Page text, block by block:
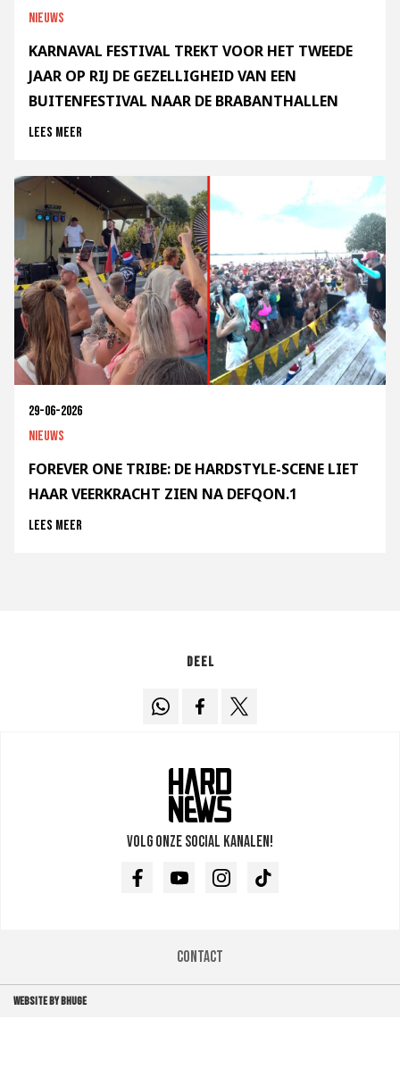
Nieuws
KARNAVAL FESTIVAL TREKT VOOR HET TWEEDE
JAAR OP RIJ DE GEZELLIGHEID VAN EEN
BUITENFESTIVAL NAAR DE BRABANTHALLEN
Lees meer
29-06-2026
Nieuws
FOREVER ONE TRIBE: DE HARDSTYLE-SCENE LIET
HAAR VEERKRACHT ZIEN NA DEFQON.1
Lees meer
Deel
Volg onze social kanalen!
FacebookYoutubeInstagramTikTok
Contact
WEBSITE BY BHUGE